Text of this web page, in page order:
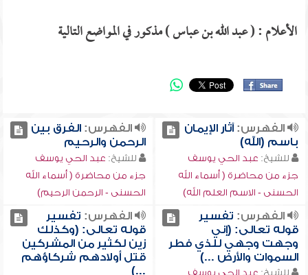
الأعلام : ( عبد الله بن عباس ) مذكور في المواضع التالية
الفهرس:آثار الإيمان
باسم (الله)
للشيخ: عبد الحي يوسف
جزء من محاضرة ( أسماء الله
الحسنى - الاسم العلم الله)
الفهرس:الفرق بين
الرحمن والرحيم
للشيخ: عبد الحي يوسف
جزء من محاضرة ( أسماء الله
الحسنى - الرحمن الرحيم)
الفهرس: تفسير
قوله تعالى: (إني
وجهت وجهي للذي فطر
السموات والأرض ...)
للشيخ: عبد الحي يوسف
الفهرس: تفسير
قوله تعالى: (وكذلك
زين لكثير من المشركين
قتل أولادهم شركاؤهم
...)